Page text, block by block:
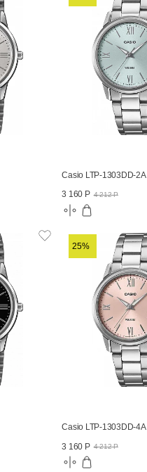
Casio LTP-1303DD-2A
3 160 Р 4 212 Р
25%
Casio LTP-1303DD-4A
3 160 Р 4 212 Р